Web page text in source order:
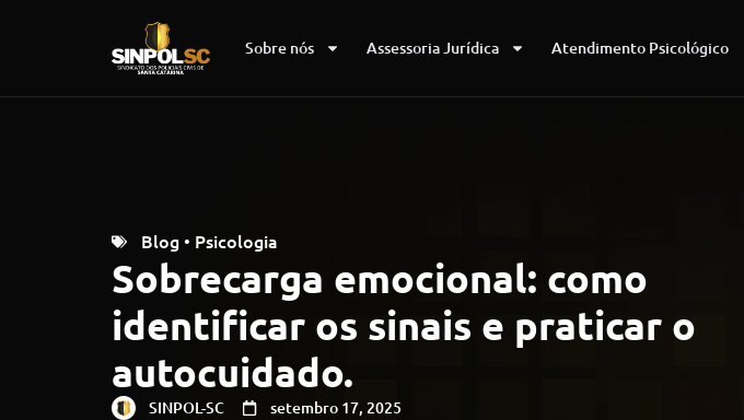
Sobre nós Assessoria Jurídica Atendimento Psicológico
Blog• Psicologia
Sobrecarga emocional: como
identificar os sinais e praticar o
autocuidado.
SINPOL-SC setembro 17, 2025